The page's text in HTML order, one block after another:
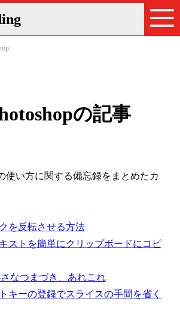
の記事
使い方に関する備忘録をまとめたカ
を反転させる方法
ストを簡単にクリップボードにコピ
さなつまづき、あれこれ
キーの登録でスライスの手間を省く